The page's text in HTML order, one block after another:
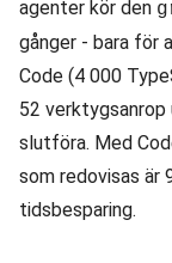
agenter kör den
gånger - bara för
Code (4 000
52 verktygsanrop
slutföra. Med
som redovisas är
tidsbesparing.